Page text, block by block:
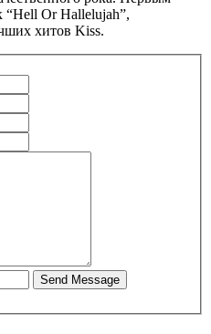
“Hell Or Hallelujah”,
хитов Kiss.